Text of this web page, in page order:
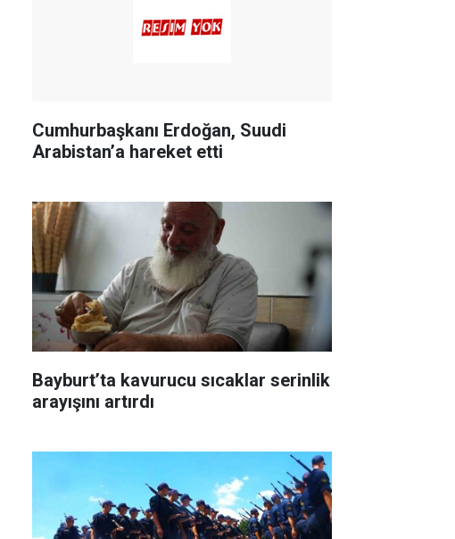
Cumhurbaşkanı Erdoğan, Suudi
Arabistan’a hareket etti
Bayburt’ta kavurucu sıcaklar serinlik
arayışını artırdı